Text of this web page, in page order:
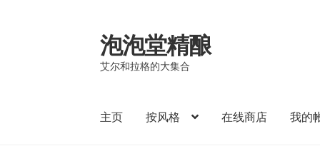
Skip
to
navigation
Skip
to
content
泡泡堂精酿
艾尔和拉格的大集合
主页 按风格 在线商店 我的